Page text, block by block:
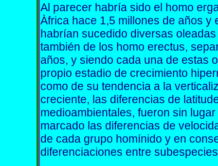
Al parecer habría sido el homo
Àfrica hace 1,5 millones de años y
habrían sucedido diversas
también de los homo erectus,
años, y siendo cada una de estas
propio estadio de crecimiento
como de su tendencia a la
creciente, las diferencias de
medioambientales, fueron sin
marcado las diferencias de
de cada grupo homínido y en
diferenciaciones entre